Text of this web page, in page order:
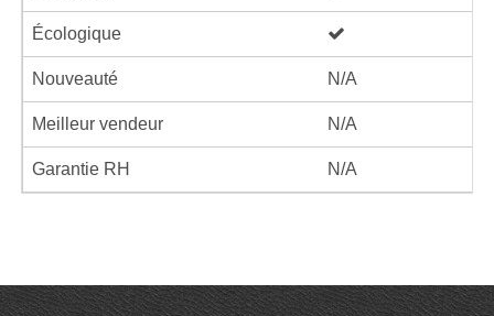
Écologique
Nouveauté N/A
Meilleur vendeur N/A
Garantie RH N/A